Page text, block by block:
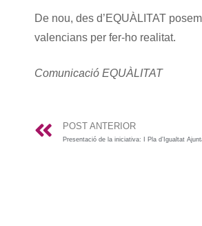
De nou, des d’EQUÀLITAT
valencians per fer-ho realitat.
Comunicació EQUÀLITAT
POST ANTERIOR
Presentació de la iniciativa: I Pla d’Igualtat